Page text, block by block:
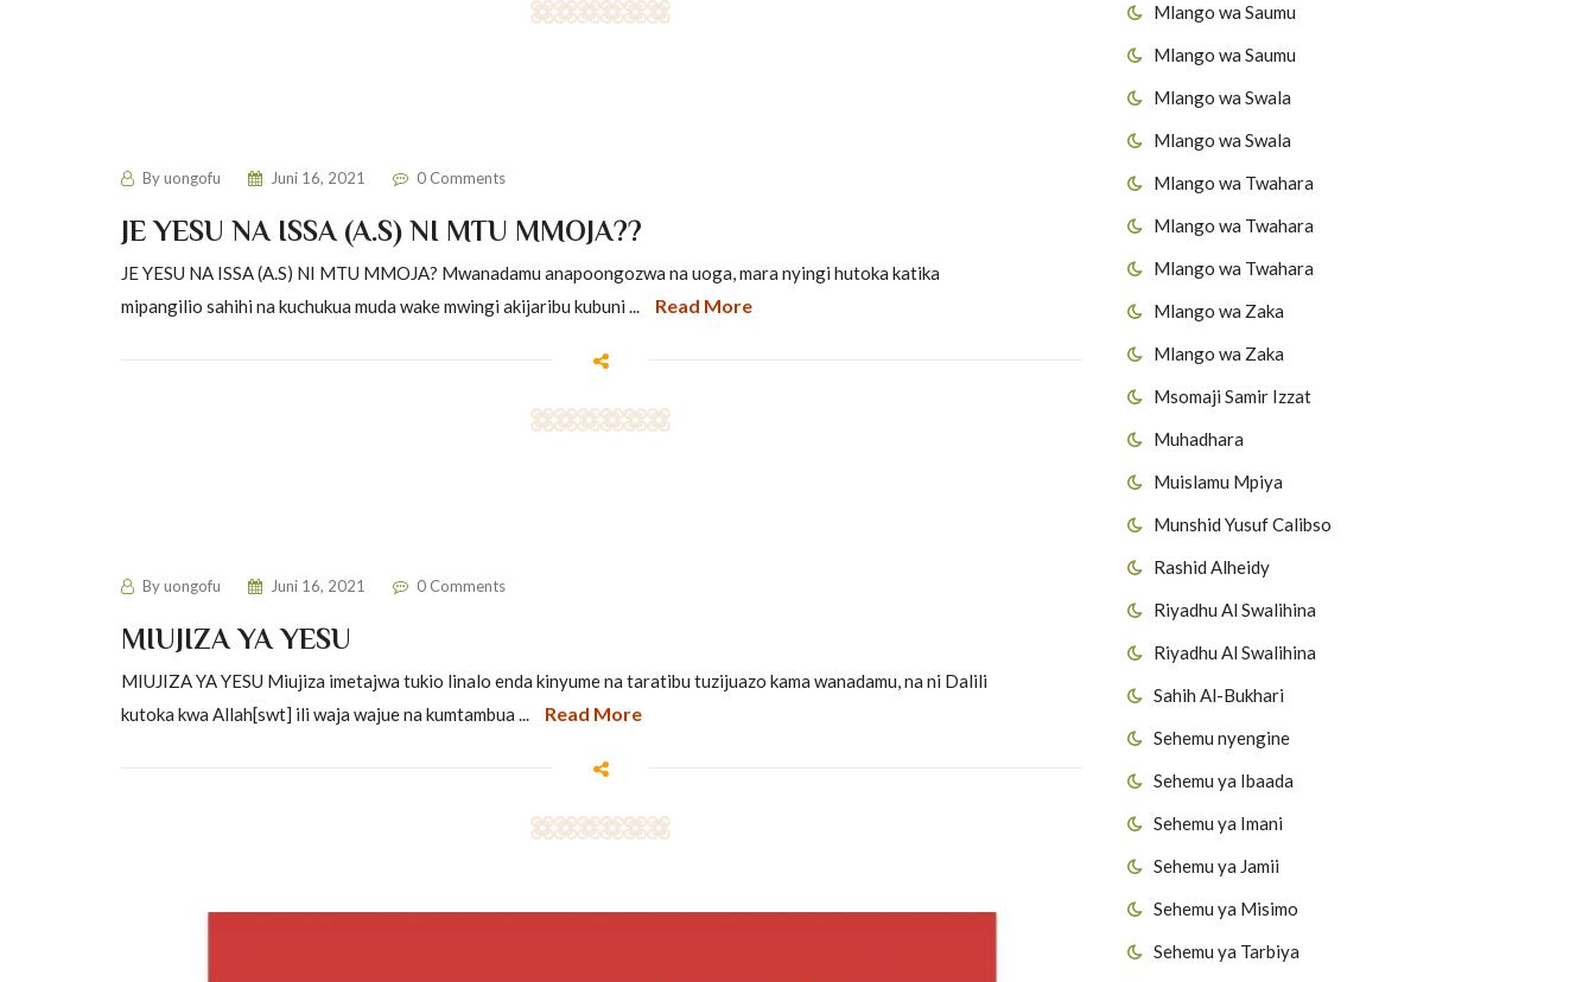
Byuongofu Juni 16, 2021 0 Comments
JE YESU NA ISSA (A.S) NI MTU MMOJA??
JE YESU NA ISSA (A.S) NI MTU MMOJA? Mwanadamu anapoongozwa na uoga, mara nyingi hutoka katika
mipangilio sahihi na kuchukua muda wake mwingi akijaribu kubuni ...
Read More
Byuongofu Juni 16, 2021 0 Comments
MIUJIZA YA YESU
MIUJIZA YA YESU Miujiza imetajwa tukio linalo enda kinyume na taratibu tuzijuazo kama wanadamu, na ni Dalili
kutoka kwa Allah[swt] ili waja wajue na kumtambua ...
Read More
Mlango wa Saumu
Mlango wa Saumu
Mlango wa Swala
Mlango wa Swala
Mlango wa Twahara
Mlango wa Twahara
Mlango wa Twahara
Mlango wa Zaka
Mlango wa Zaka
Msomaji Samir Izzat
Muhadhara
Muislamu Mpiya
Munshid Yusuf Calibso
Rashid Alheidy
Riyadhu Al Swalihina
Riyadhu Al Swalihina
Sahih Al-Bukhari
Sehemu nyengine
Sehemu ya Ibaada
Sehemu ya Imani
Sehemu ya Jamii
Sehemu ya Misimo
Sehemu ya Tarbiya